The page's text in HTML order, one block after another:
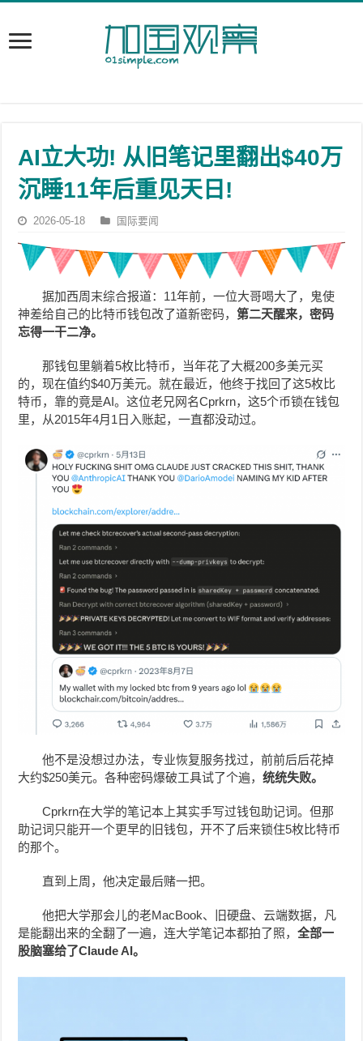
AI立大功! 从旧笔记里翻出$40万
沉睡11年后重见天日!
2026-05-18 国际要闻
据加西周末综合报道：11年前，一位大哥喝大了，鬼使
神差给自己的比特币钱包改了道新密码，第二天醒来，密码
忘得一干二净。
那钱包里躺着5枚比特币，当年花了大概200多美元买
的，现在值约$40万美元。就在最近，他终于找回了这5枚比
特币，靠的竟是AI。这位老兄网名Cprkrn，这5个币锁在钱包
里，从2015年4月1日入账起，一直都没动过。
他不是没想过办法，专业恢复服务找过，前前后后花掉
大约$250美元。各种密码爆破工具试了个遍，统统失败。
Cprkrn在大学的笔记本上其实手写过钱包助记词。但那
助记词只能开一个更早的旧钱包，开不了后来锁住5枚比特币
的那个。
直到上周，他决定最后赌一把。
他把大学那会儿的老MacBook、旧硬盘、云端数据，凡
是能翻出来的全翻了一遍，连大学笔记本都拍了照，全部一
股脑塞给了Claude AI。